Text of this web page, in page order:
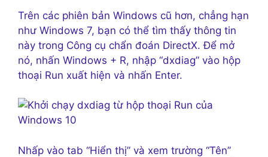
Trên các phiên bản Windows cũ hơn, chẳng hạn
như Windows 7, bạn có thể tìm thấy thông tin
này trong Công cụ chẩn đoán DirectX. Để mở
nó, nhấn Windows + R, nhập “dxdiag” vào hộp
thoại Run xuất hiện và nhấn Enter.
Nhấp vào tab “Hiển thị” và xem trường “Tên”